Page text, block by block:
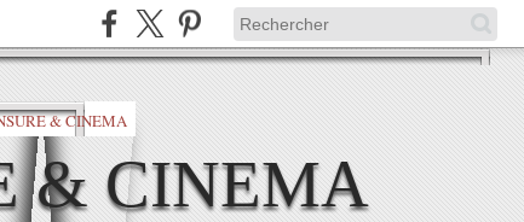
& CINEMA